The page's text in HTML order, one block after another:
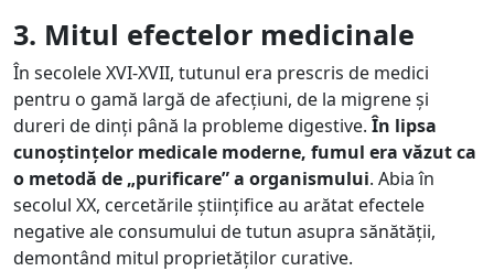
3. Mitul efectelor medicinale
În secolele XVI-XVII, tutunul era prescris de medici
pentru o gamă largă de afecțiuni, de la migrene și
dureri de dinți până la probleme digestive. În lipsa
cunoștințelor medicale moderne, fumul era văzut ca
o metodă de „purificare” a organismului. Abia în
secolul XX, cercetările științifice au arătat efectele
negative ale consumului de tutun asupra sănătății,
demontând mitul proprietăților curative.